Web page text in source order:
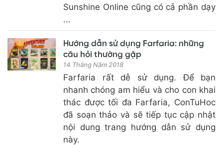
Sunshine Online cũng có cả phần dạy
...
Hướng dẫn sử dụng Farfaria: những
câu hỏi thường gặp
14 Tháng Năm 2018
Farfaria rất dễ sử dụng. Để bạn
nhanh chóng am hiểu và cho con khai
thác được tối đa Farfaria, ConTuHoc
đã soạn thảo và sẽ tiếp tục cập nhật
nội dung trang hướng dẫn sử dụng
này.